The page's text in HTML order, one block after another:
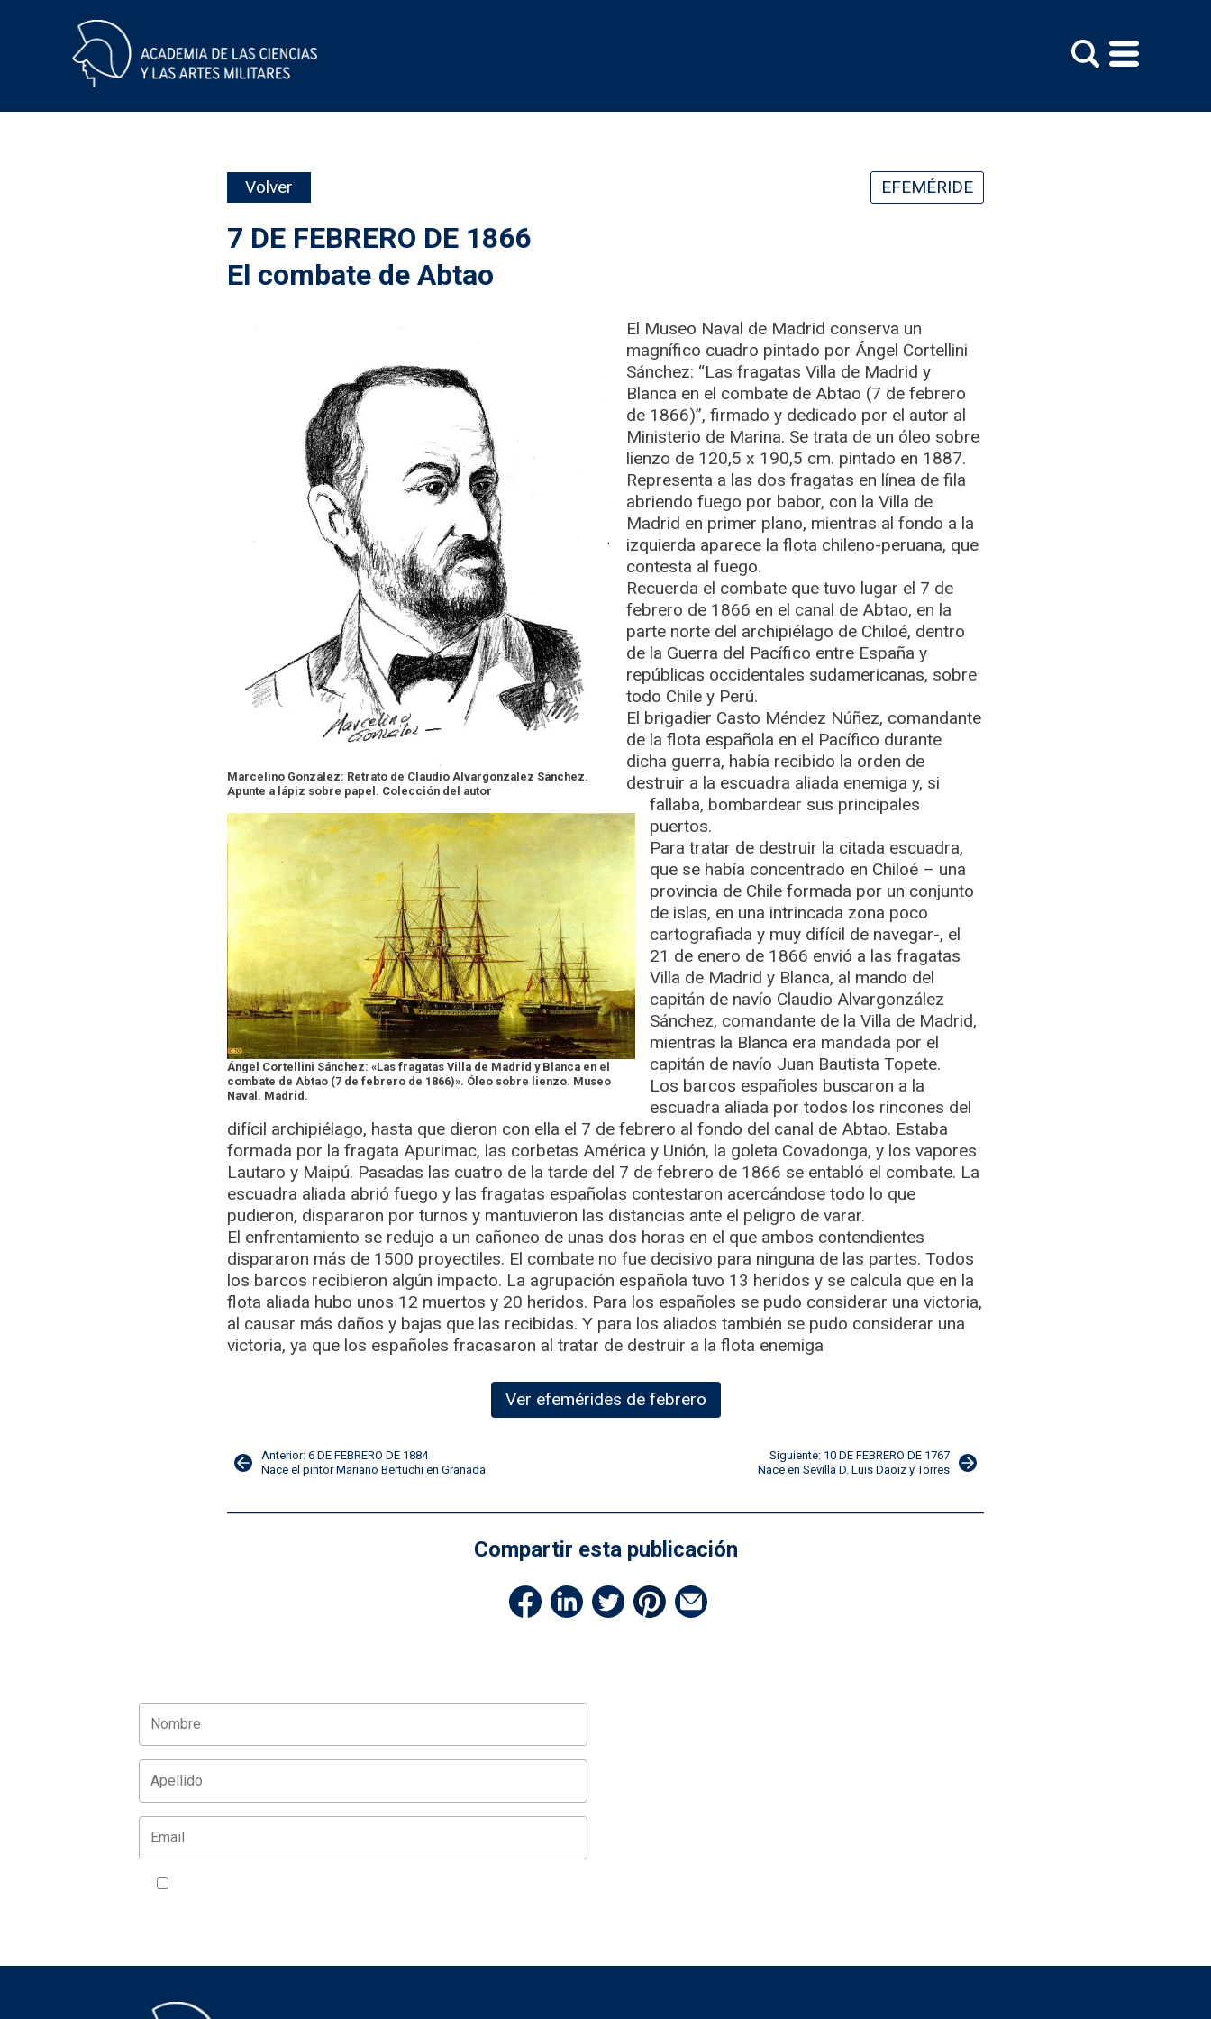
Volver EFEMÉRIDE
7 DE FEBRERO DE 1866
El combate de Abtao
Marcelino González: Retrato de Claudio Alvargonzález Sánchez.
Apunte a lápiz sobre papel. Colección del autor
Ángel Cortellini Sánchez: «Las fragatas Villa de Madrid y Blanca en el
combate de Abtao (7 de febrero de 1866)». Óleo sobre lienzo. Museo
Naval. Madrid.
El Museo Naval de Madrid conserva un
magnífico cuadro pintado por Ángel Cortellini
Sánchez: “Las fragatas Villa de Madrid y
Blanca en el combate de Abtao (7 de febrero
de 1866)”, firmado y dedicado por el autor al
Ministerio de Marina. Se trata de un óleo sobre
lienzo de 120,5 x 190,5 cm. pintado en 1887.
Representa a las dos fragatas en línea de fila
abriendo fuego por babor, con la Villa de
Madrid en primer plano, mientras al fondo a la
izquierda aparece la flota chileno-peruana, que
contesta al fuego.
Recuerda el combate que tuvo lugar el 7 de
febrero de 1866 en el canal de Abtao, en la
parte norte del archipiélago de Chiloé, dentro
de la Guerra del Pacífico entre España y
repúblicas occidentales sudamericanas, sobre
todo Chile y Perú.
El brigadier Casto Méndez Núñez, comandante
de la flota española en el Pacífico durante
dicha guerra, había recibido la orden de
destruir a la escuadra aliada enemiga y, si
fallaba, bombardear sus principales
puertos.
Para tratar de destruir la citada escuadra,
que se había concentrado en Chiloé – una
provincia de Chile formada por un conjunto
de islas, en una intrincada zona poco
cartografiada y muy difícil de navegar-, el
21 de enero de 1866 envió a las fragatas
Villa de Madrid y Blanca, al mando del
capitán de navío Claudio Alvargonzález
Sánchez, comandante de la Villa de Madrid,
mientras la Blanca era mandada por el
capitán de navío Juan Bautista Topete.
Los barcos españoles buscaron a la
escuadra aliada por todos los rincones del
difícil archipiélago, hasta que dieron con ella el 7 de febrero al fondo del canal de Abtao. Estaba
formada por la fragata Apurimac, las corbetas América y Unión, la goleta Covadonga, y los vapores
Lautaro y Maipú. Pasadas las cuatro de la tarde del 7 de febrero de 1866 se entabló el combate. La
escuadra aliada abrió fuego y las fragatas españolas contestaron acercándose todo lo que
pudieron, dispararon por turnos y mantuvieron las distancias ante el peligro de varar.
El enfrentamiento se redujo a un cañoneo de unas dos horas en el que ambos contendientes
dispararon más de 1500 proyectiles. El combate no fue decisivo para ninguna de las partes. Todos
los barcos recibieron algún impacto. La agrupación española tuvo 13 heridos y se calcula que en la
flota aliada hubo unos 12 muertos y 20 heridos. Para los españoles se pudo considerar una victoria,
al causar más daños y bajas que las recibidas. Y para los aliados también se pudo considerar una
victoria, ya que los españoles fracasaron al tratar de destruir a la flota enemiga
Ver efemérides de febrero
Navegación
Anterior: 6 DE FEBRERO DE 1884
Nace el pintor Mariano Bertuchi en Granada
Siguiente: 10 DE FEBRERO DE 1767
Nace en Sevilla D. Luis Daoiz y Torres
Compartir esta publicación